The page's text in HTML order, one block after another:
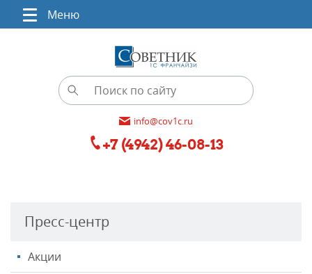
Меню
info@cov1c.ru
+7 (4942) 46-08-13
Пресс-центр
Акции